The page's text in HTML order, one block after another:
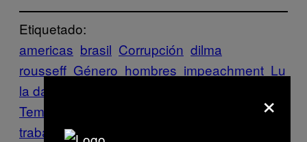
Etiquetado:
americas brasil Corrupción dilma
rousseff Género hombres impeachment Lu
la da Silva
Temer
trabajadores
×